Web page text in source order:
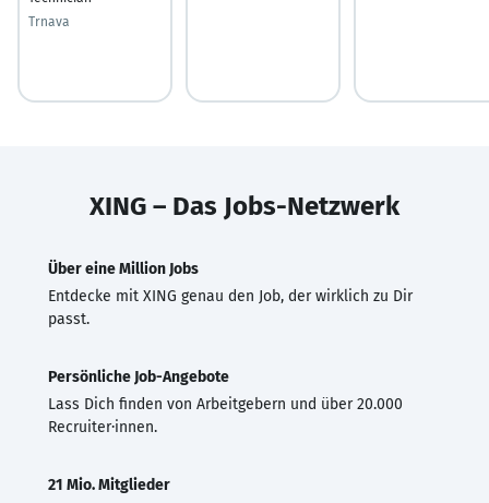
Trnava
XING – Das Jobs-Netzwerk
Über eine Million Jobs
Entdecke mit XING genau den Job, der wirklich zu Dir
passt.
Persönliche Job-Angebote
Lass Dich finden von Arbeitgebern und über 20.000
Recruiter·innen.
21 Mio. Mitglieder